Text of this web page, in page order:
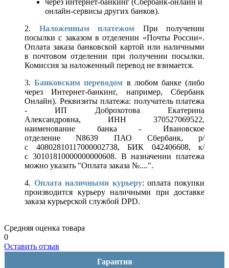
онлайн-сервисы других банков).
2. Наложенным платежом При получении
посылки с заказом в отделении «Почты России».
Оплата заказа банковской картой или наличными
в почтовом отделении при получении посылки.
Комиссия за наложенный перевод не взимается.
3.Банковским переводом в любом банке (либо
через Интернет-банкинг, например, Сбербанк
Онлайн). Реквизиты платежа: получатель платежа
- ИП Доброхотова Екатерина
Александровна, ИНН 370527069522,
наименование банка - Ивановское
отделение N8639 ПАО Сбербанк, р/
с 40802810117000002738, БИК 042406608, к/
с 30101810000000000608. В назначении платежа
можно указать "Оплата заказа №....".
4. Оплата наличными курьеру: оплата покупки
производится курьеру наличными при доставке
заказа курьерской службой DPD.
Средняя оценка товара
0
Оставить отзыв
Гарантия